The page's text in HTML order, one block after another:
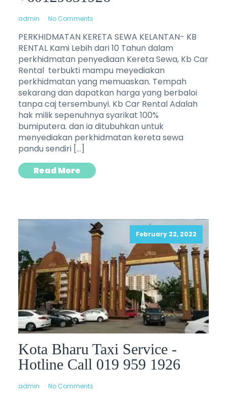
admin No Comments
PERKHIDMATAN KERETA SEWA KELANTAN- KB
RENTAL Kami Lebih dari 10 Tahun dalam
perkhidmatan penyediaan Kereta Sewa, Kb Car
Rental terbukti mampu meyediakan
perkhidmatan yang memuaskan. Tempah
sekarang dan dapatkan harga yang berbaloi
tanpa caj tersembunyi. Kb Car Rental Adalah
hak milik sepenuhnya syarikat 100%
bumiputera. dan ia ditubuhkan untuk
menyediakan perkhidmatan kereta sewa
pandu sendiri […]
Read More
February 22, 2022
Kota Bharu Taxi Service -
Hotline Call 019 959 1926
admin No Comments